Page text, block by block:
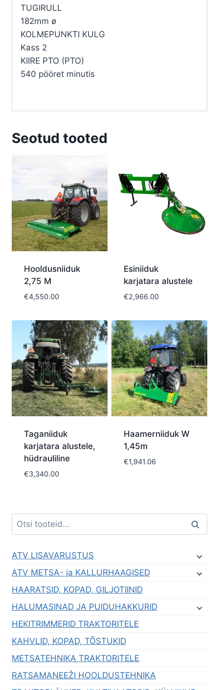
TUGIRULL
182mm ø
KOLMEPUNKTI KULG
Kass 2
KIIRE PTO (PTO)
540 pööret minutis
Seotud tooted
Hooldusniiduk
2,75 M
€4,550.00
Esiniiduk
karjatara alustele
€2,966.00
Taganiiduk
karjatara alustele,
hüdrauliline
€3,340.00
Haamerniiduk W
1,45m
€1,941.06
Otsi: Otsi
ATV LISAVARUSTUS
ATV METSA- ja KALLURHAAGISED
HAARATSID, KOPAD, GILJOTIINID
HALUMASINAD JA PUIDUHAKKURID
HEKITRIMMERID TRAKTORITELE
KAHVLID, KOPAD, TÕSTUKID
METSATEHNIKA TRAKTORITELE
RATSAMANEEŽI HOOLDUSTEHNIKA